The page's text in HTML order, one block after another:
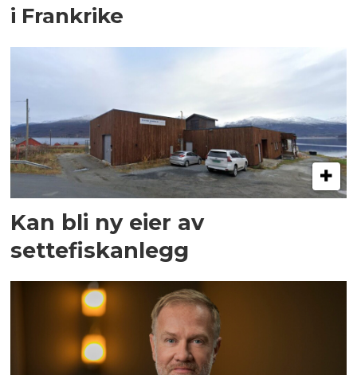
i Frankrike
Kan bli ny eier av
settefiskanlegg